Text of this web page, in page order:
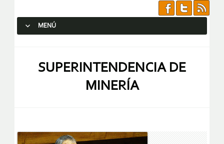
MENÚ
SUPERINTENDENCIA DE
MINERÍA